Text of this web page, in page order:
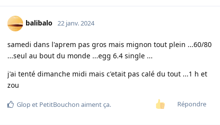
balibalo 22 janv. 2024
samedi dans l'aprem pas gros mais mignon tout plein ...60/80
...seul au bout du monde ...egg 6.4 single ...
j'ai tenté dimanche midi mais c'etait pas calé du tout ...1 h et
zou
Répondre
Glopet PetitBouchon aiment ça.